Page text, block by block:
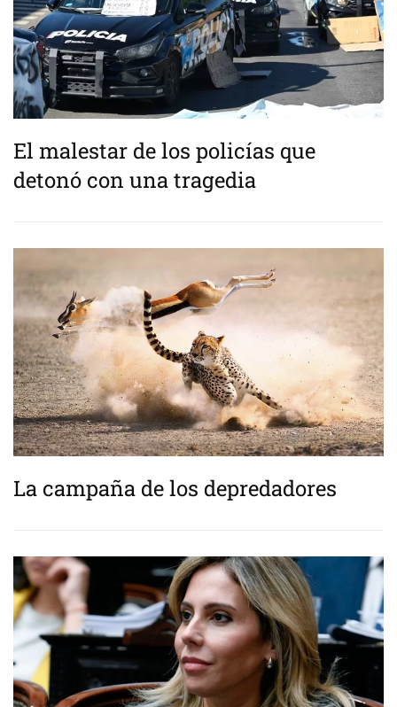
El malestar de los policías que
detonó con una tragedia
La campaña de los depredadores